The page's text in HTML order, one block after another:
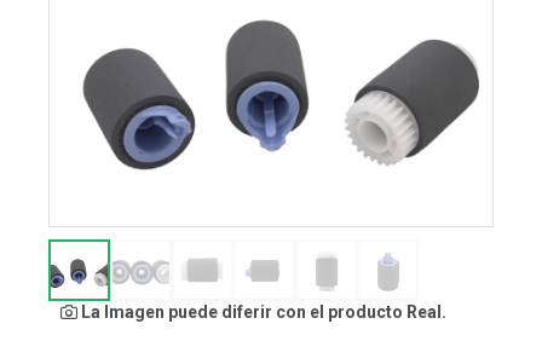
La Imagen puede diferir con el producto Real.